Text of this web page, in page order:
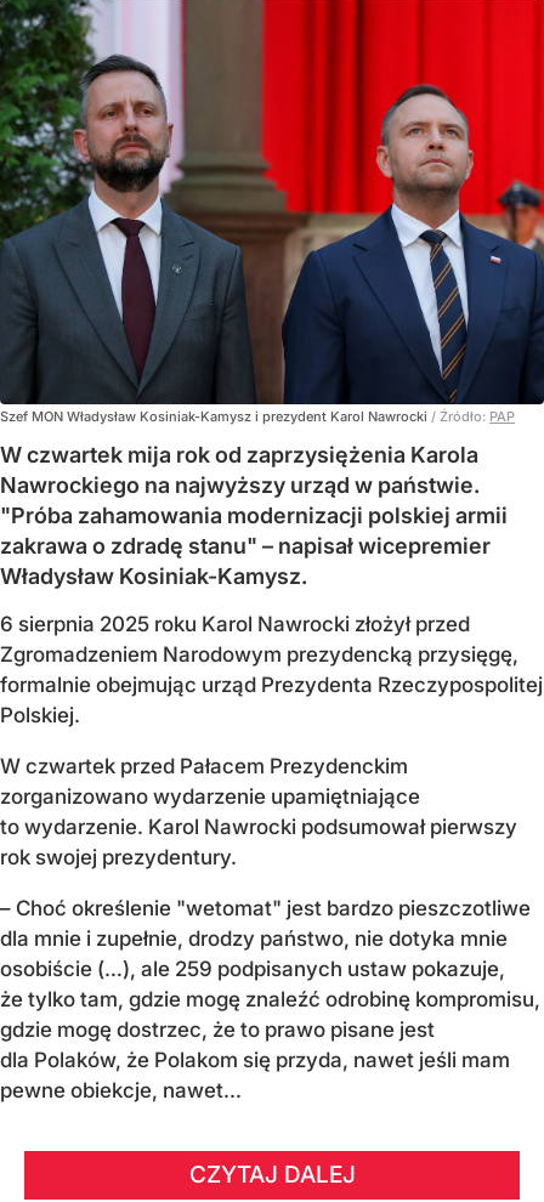
Szef MON Władysław Kosiniak-Kamysz i prezydent Karol Nawrocki / Źródło: PAP
W czwartek mija rok od zaprzysiężenia Karola
Nawrockiego na najwyższy urząd w państwie.
"Próba zahamowania modernizacji polskiej armii
zakrawa o zdradę stanu" – napisał wicepremier
Władysław Kosiniak-Kamysz.
6 sierpnia 2025 roku Karol Nawrocki złożył przed
Zgromadzeniem Narodowym prezydencką przysięgę,
formalnie obejmując urząd Prezydenta Rzeczypospolitej
Polskiej.
W czwartek przed Pałacem Prezydenckim
zorganizowano wydarzenie upamiętniające
to wydarzenie. Karol Nawrocki podsumował pierwszy
rok swojej prezydentury.
– Choć określenie "wetomat" jest bardzo pieszczotliwe
dla mnie i zupełnie, drodzy państwo, nie dotyka mnie
osobiście (…), ale 259 podpisanych ustaw pokazuje,
że tylko tam, gdzie mogę znaleźć odrobinę kompromisu,
gdzie mogę dostrzec, że to prawo pisane jest
dla Polaków, że Polakom się przyda, nawet jeśli mam
pewne obiekcje, nawet...
CZYTAJ DALEJ